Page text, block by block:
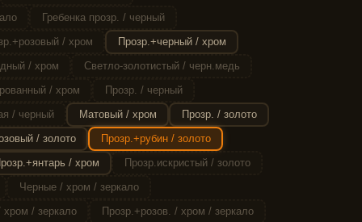
Гребенка прозр. / черный
/ хром
Прозр.+черный / хром
/ хром
Светло-золотистый / черн.медь
/ хром
Прозр. / черный
/ черный
Матовый / хром
Прозр. / золото
/ золото
Прозр.+рубин / золото
/ хром
Прозр.искристый / золото
Черные / хром / зеркало
/ зеркало
Прозр.+розов. / хром / зеркало